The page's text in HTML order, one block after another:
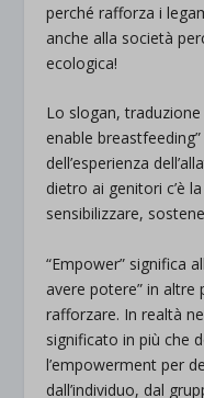
perché rafforza i
anche alla società
ecologica!
Lo slogan, traduzione
enable
dell’esperienza
dietro ai genitori c’è
sensibilizzare,
“Empower” significa
avere potere” in
rafforzare. In realtà
significato in più che
l’empowerment per
dall’individuo, dal